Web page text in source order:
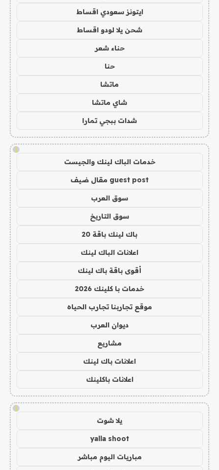
ايتونز سعودي اقساط
شحن يلا لودو اقساط
حناء شعر
حنا
ماتشا
شاي ماتشا
شدات ببجي تمارا
!
خدمات الباك لينك والجيست
guest post مقال ضيف
سوق العرب
سوق التاريخ
باك لينك باقة 20
اعلانات الباك لينك
أقوى باقة باك لينك
خدمات با كلينك 2026
موقع تجاربنا تجارب الحياه
ديوان العرب
مشاريع
اعلانات باك لينك
اعلانات باكلينك
!
يلا شوت
yalla shoot
مباريات اليوم مباشر